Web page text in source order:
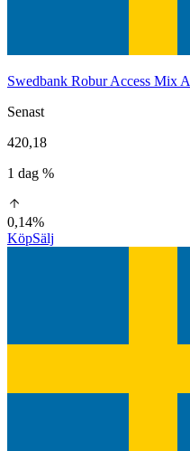
Swedbank Robur Access Mix A
Senast
420,18
1 dag %
0,14%
KöpSälj